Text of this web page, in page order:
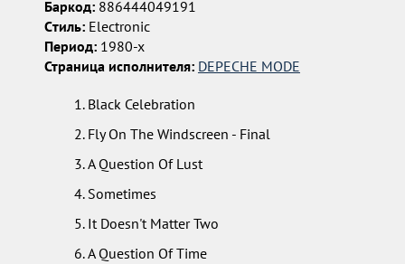
Баркод:886444049191
Cтиль:Electronic
Период:1980-х
Страница исполнителя: DEPECHE MODE
Black Celebration
Fly On The Windscreen - Final
A Question Of Lust
Sometimes
It Doesn't Matter Two
A Question Of Time